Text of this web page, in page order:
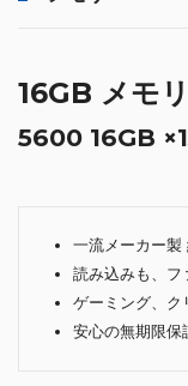
16GB メモ
5600 16GB
一流メーカー製
読み込みも、フ
ゲーミング、ク
安心の無期限保